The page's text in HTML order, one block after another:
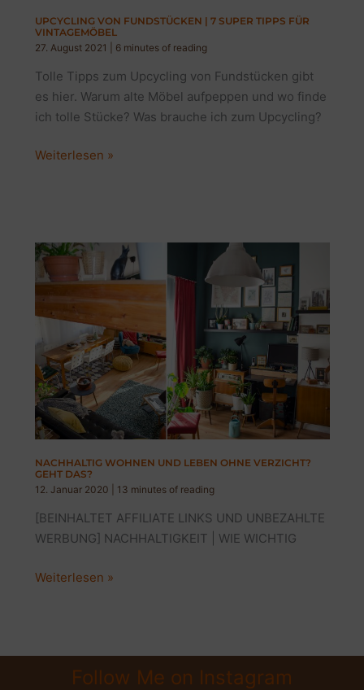
UPCYCLING VON FUNDSTÜCKEN | 7 SUPER TIPPS FÜR
VINTAGEMÖBEL
27. August 2021
6 minutes of reading
Tolle Tipps zum Upcycling von Fundstücken gibt
es hier. Warum alte Möbel aufpeppen und wo finde
ich tolle Stücke? Was brauche ich zum Upcycling?
Upcycling
Super
Tipps
für
Vintagemöbel
Weiterlesen »
NACHHALTIG WOHNEN UND LEBEN OHNE VERZICHT?
GEHT DAS?
12. Januar 2020
13 minutes of reading
[BEINHALTET AFFILIATE LINKS UND UNBEZAHLTE
WERBUNG] NACHHALTIGKEIT | WIE WICHTIG
NACHHALTIG
OHNE
VERZICHT?
Weiterlesen »
Follow Me on Instagram